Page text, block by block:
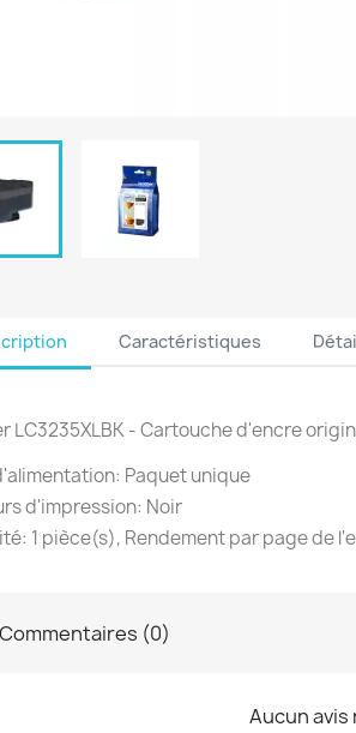
Caractéristiques
LC3235XLBK - Cartouche d'encre
Paquet unique
d'impression: Noir
1 pièce(s), Rendement par page de
(0)
Aucun avis